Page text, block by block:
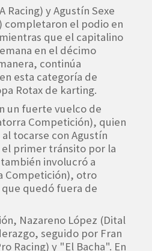
Racing) y Agustín Sexe
completaron el podio en
que el capitalino
en el décimo
continúa
esta categoría de
Rotax de karting.
un fuerte vuelco de
Competición), quien
tocarse con Agustín
el primer tránsito por la
involucró a
Competición), otro
quedó fuera de
Nazareno López (Dital
seguido por Fran
Racing) y "El Bacha". En